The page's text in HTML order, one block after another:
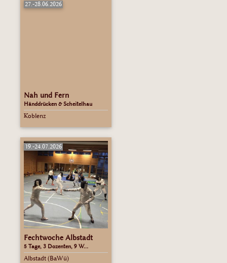
27.-28.06.2026
Nah und Fern
Händdrücken & Scheitelhau
Koblenz
19.-24.07.2026
Fechtwoche Albstadt
5 Tage, 3 Dozenten, 9 W...
Albstadt (BaWü)